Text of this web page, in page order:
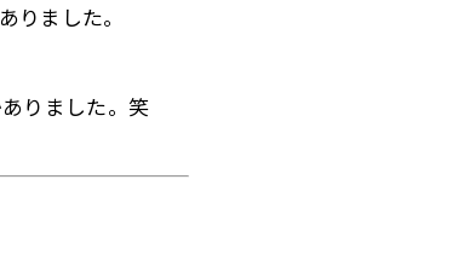
りました。
りました。笑